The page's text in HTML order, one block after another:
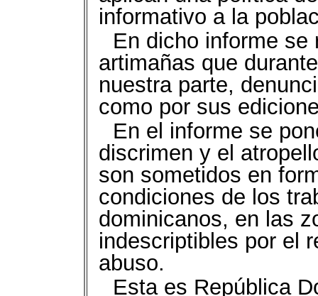
informativo a la
En dicho informe se
artimañas que
nuestra parte,
como por sus
En el informe se
discrimen y el
son sometidos en
condiciones de los
dominicanos, en las
indescriptibles por el
abuso.
Esta es República